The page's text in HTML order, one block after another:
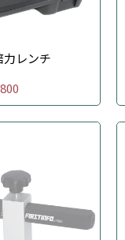
力レンチ